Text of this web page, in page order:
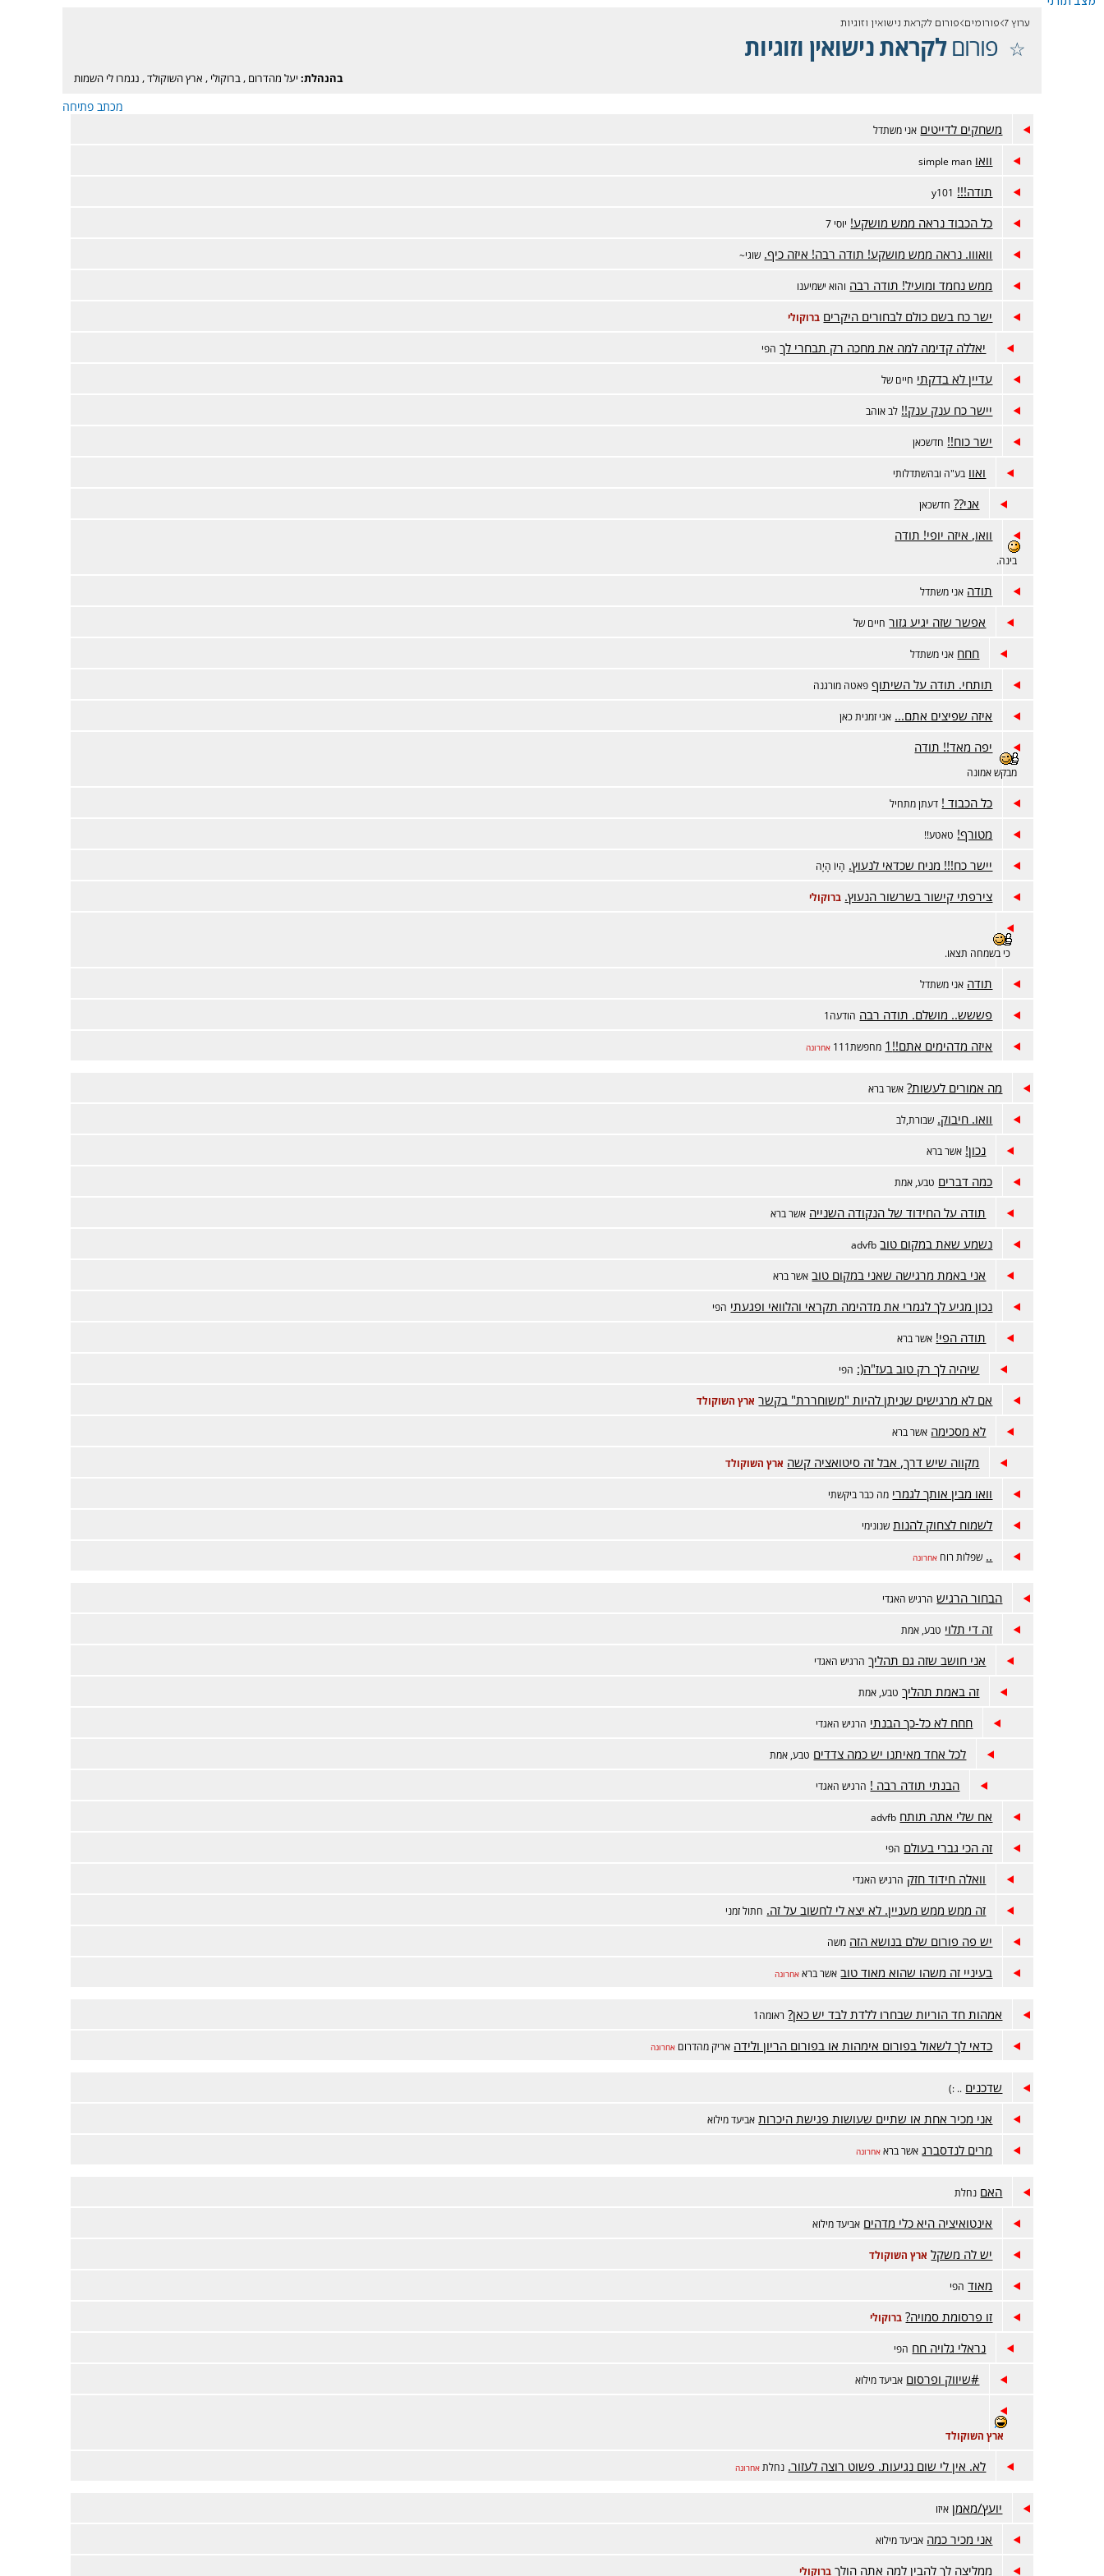
ערוץ 7 פורומים פורום לקראת נישואין וזוגיות
פורוםלקראת נישואין וזוגיות
בהנהלת: יעל מהדרום ,ברוקולי , ארץ השוקולד, נגמרו לי השמות
מכתב פתיחה
משחקים לדייטים אני משתדל
וואו simple man
תודה!!! y101
כל הכבוד נראה ממש מושקע! יוסי 7
וואווו. נראה ממש מושקע! תודה רבה! איזה כיף. שוגי~
ממש נחמד ומועיל! תודה רבה והוא ישמיענו
ישר כח בשם כולם לבחורים היקרים ברוקולי
יאללה קדימה למה את מחכה רק תבחרי לך הפי
עדיין לא בדקתי חיים של
יישר כח ענק ענק!! לב אוהב
ישר כוח!! חדשכאן
ואוו בע"ה ובהשתדלותי
אני?? חדשכאן
וואו, איזה יופי! תודה
בינה.
תודה אני משתדל
אפשר שזה יגיע גזור חיים של
חחח אני משתדל
תותחי. תודה על השיתוף פאטה מורגנה
איזה שפיצים אתם... אני זמנית כאן
יפה מאד!! תודה
מבקש אמונה
כל הכבוד ! דעתן מתחיל
מטורף! טאטע!!
יישר כח!!! מניח שכדאי לנעוץ. הָיוֹ הָיָה
צירפתי קישור בשרשור הנעוץ. ברוקולי
כי בשמחה תצאו.
תודה אני משתדל
פששש.. מושלם. תודה רבה הודעה1
איזה מדהימים אתם!!1 מחפשת111 אחרונה
מה אמורים לעשות? אשר ברא
וואו. חיבוק. שבורת,לב
נכון! אשר ברא
כמה דברים טבע, אמת
תודה על החידוד של הנקודה השנייה אשר ברא
נשמע שאת במקום טוב advfb
אני באמת מרגישה שאני במקום טוב אשר ברא
נכון מגיע לך לגמרי את מדהימה תקראי והלוואי ופגעתי הפי
תודה הפי! אשר ברא
שיהיה לך רק טוב בעז"ה(: הפי
אם לא מרגישים שניתן להיות "משוחררת" בקשר ארץ השוקולד
לא מסכימה אשר ברא
מקווה שיש דרך, אבל זה סיטואציה קשה ארץ השוקולד
וואו מבין אותך לגמרי מה כבר ביקשתי
לשמוח לצחוק להנות שנונימי
.. שפלות רוח אחרונה
הבחור הרגיש הרגיש האגדי
זה די תלוי טבע, אמת
אני חושב שזה גם תהליך הרגיש האגדי
זה באמת תהליך טבע, אמת
חחח לא כל-כך הבנתי הרגיש האגדי
לכל אחד מאיתנו יש כמה צדדים טבע, אמת
הבנתי תודה רבה ! הרגיש האגדי
אח שלי אתה תותח advfb
זה הכי גברי בעולם הפי
וואלה חידוד חזק הרגיש האגדי
זה ממש ממש מעניין. לא יצא לי לחשוב על זה. חתול זמני
יש פה פורום שלם בנושא הזה משה
בעיניי זה משהו שהוא מאוד טוב אשר ברא אחרונה
אמהות חד הוריות שבחרו ללדת לבד יש כאן? ראומה1
כדאי לך לשאול בפורום אימהות או בפורום הריון ולידה אריק מהדרום אחרונה
שדכנים .. :)
אני מכיר אחת או שתיים שעושות פגישת היכרות אביעד מילוא
מרים לנדסברג אשר ברא אחרונה
האם נחלת
אינטואיציה היא כלי מדהים אביעד מילוא
יש לה משקל ארץ השוקולד
מאוד הפי
זו פרסומת סמויה? ברוקולי
נראלי גלויה חח הפי
#שיווק ופרסום אביעד מילוא
ארץ השוקולד
לא. אין לי שום נגיעות. פשוט רוצה לעזור. נחלת אחרונה
יועץ/מאמן איזו
אני מכיר כמה אביעד מילוא
ממליצה לך להבין למה אתה הולך ברוקולי